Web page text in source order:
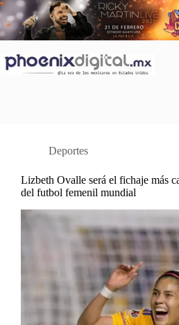
Saltar
al
contenido
Deportes
Lizbeth Ovalle será el fichaje más
del futbol femenil mundial